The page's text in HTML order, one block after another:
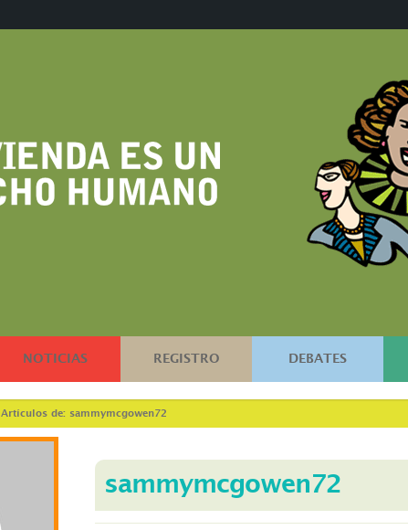
NOTICIAS REGISTRO DEBATES
Artículos de: sammymcgowen72
sammymcgowen72